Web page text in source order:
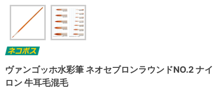
ヴァンゴッホ水彩筆 ネオセブロンラウンドNO.2 ナイ
ロン 牛耳毛混毛